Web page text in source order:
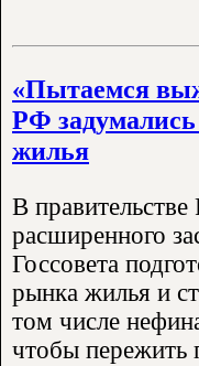
«Пытаемся
РФ
жилья
В
расширенного
Госсовета
рынка жилья и
том числе
чтобы пережить